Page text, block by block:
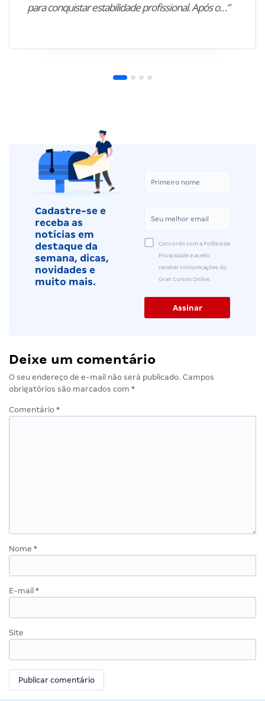
para conquistar estabilidade profissional. Após o…”
Cadastre-se e
receba as
notícias em
destaque da
semana, dicas,
novidades e
muito mais.
Concordo com a Política de
Privacidade e aceito
receber comunicações do
Gran Cursos Online.
Deixe um comentário
O seu endereço de e-mail não será publicado. Campos
obrigatórios são marcados com *
Comentário *
Nome *
E-mail *
Site